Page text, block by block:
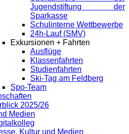
Jugendstiftung der
Sparkasse
Schulinterne Wettbewerbe
24h-Lauf (SMV)
Exkursionen + Fahrten
Ausflüge
Klassenfahrten
Studienfahrten
Ski-Tag am Feldberg
Spo-Team
2025/26
Medien
Kultur und Medien